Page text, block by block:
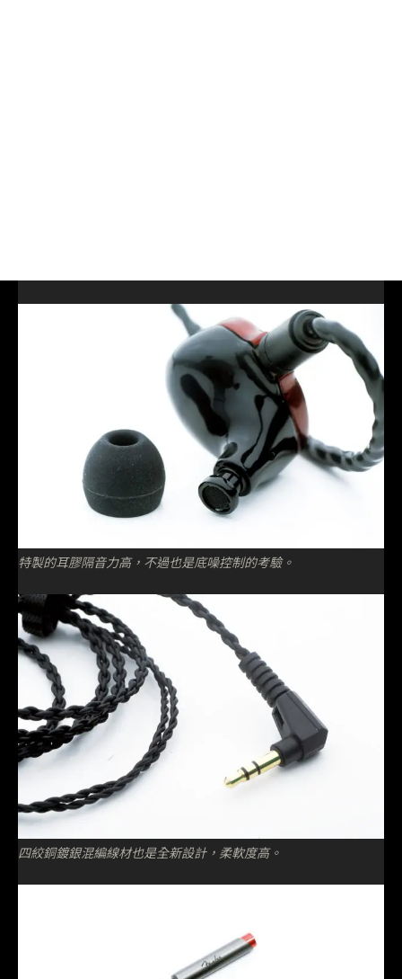
特製的耳膠隔音力高，不過也是底噪控制的考驗。
四絞銅鍍銀混編線材也是全新設計，柔軟度高。